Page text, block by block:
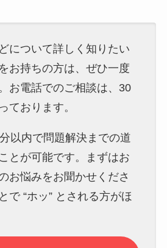
について詳しく知りたい
お持ちの方は、ぜひ一度
お電話でのご相談は、30
ております。
以内で問題解決までの道
とが可能です。まずはお
お悩みをお聞かせくださ
で “ホッ” とされる方がほ